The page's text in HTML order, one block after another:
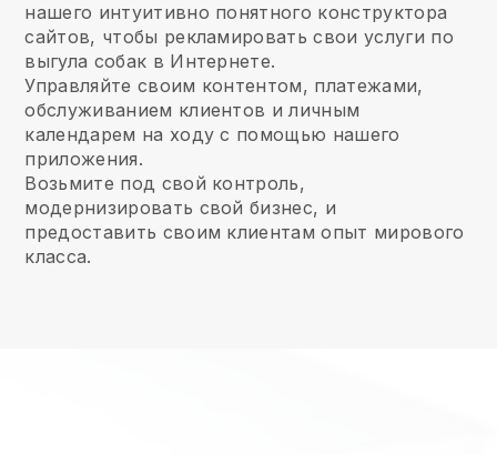
нашего интуитивно понятного конструктора
сайтов, чтобы рекламировать свои услуги по
выгула собак в Интернете.
Управляйте своим контентом, платежами,
обслуживанием клиентов и личным
календарем на ходу с помощью нашего
приложения.
Возьмите под свой контроль,
модернизировать свой бизнес, и
предоставить своим клиентам опыт мирового
класса.